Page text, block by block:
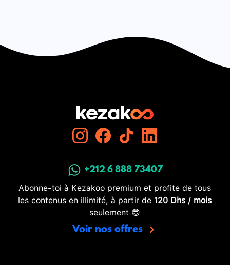
+212 6 888 73407
Abonne-toi à Kezakoo premium et profite de tous
les contenus en illimité, à partir de 120 Dhs / mois
seulement 😎
Voir nos offres